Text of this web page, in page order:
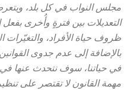
مجلس النواب في كل بلد،
التعديلات بين فترةٍ وأُخرى بفعل
ظروف حياة الأفراد، والتغيّرات
بالإضافة إلى عدم جدوى
في حياتنا، سوف نتحدث عنها في
مهمة القانون لا تقتصر على